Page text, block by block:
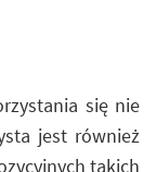
się nie
jest również
takich